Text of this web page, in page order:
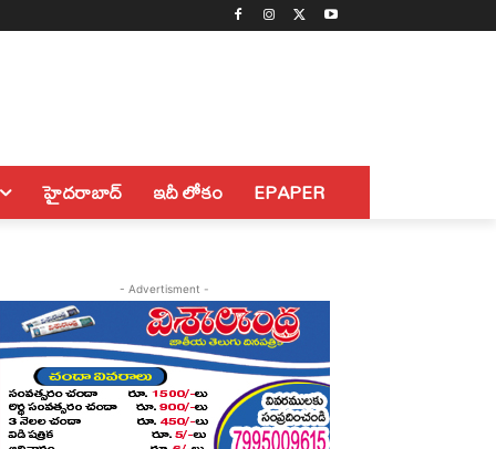
హైదరాబాద్ ఇదీ లోకం EPAPER
- Advertisment -